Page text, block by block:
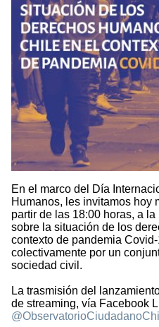
En el marco del Día
Humanos, les invitamos hoy
partir de las 18:00 horas, a
sobre la situación de los
contexto de pandemia
colectivamente por un
sociedad civil.
La trasmisión del
de streaming, vía Facebook